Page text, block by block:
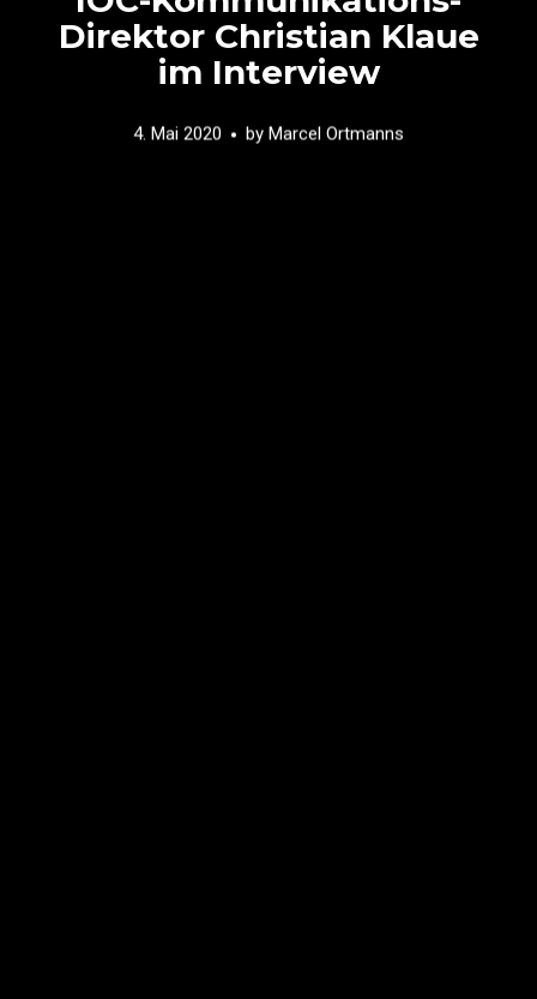
Direktor Christian Klaue
im Interview
4. Mai 2020 by Marcel Ortmanns